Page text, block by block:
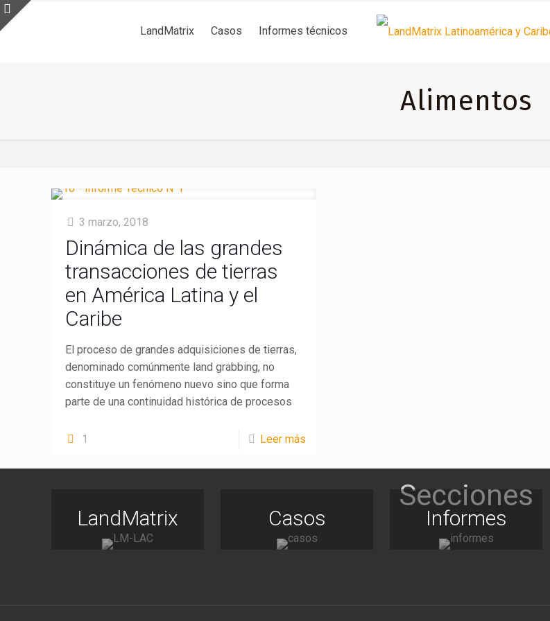
LandMatrix Casos Informes técnicos
Alimentos
3 marzo, 2018
Dinámica de las grandes
transacciones de tierras
en América Latina y el
Caribe
El proceso de grandes adquisiciones de tierras,
denominado comúnmente land grabbing, no
constituye un fenómeno nuevo sino que forma
parte de una continuidad histórica de procesos
1 Leer más
LandMatrix Casos Informes